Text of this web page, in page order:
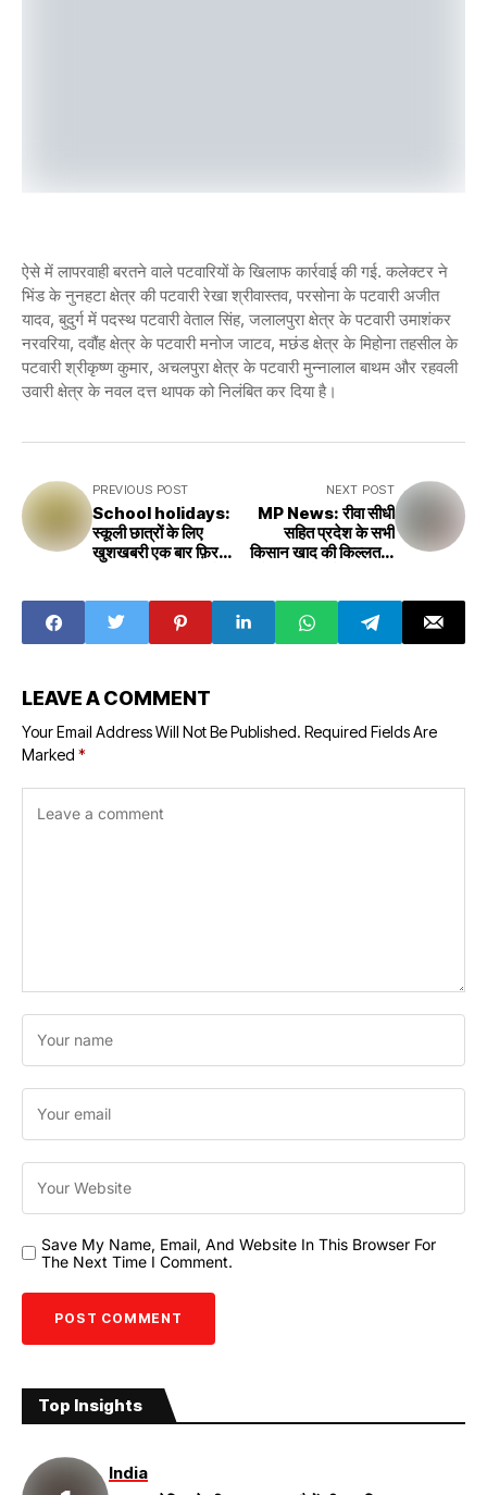
ऐसे में लापरवाही बरतने वाले पटवारियों के खिलाफ कार्रवाई की गई. कलेक्टर ने
भिंड के नुनहटा क्षेत्र की पटवारी रेखा श्रीवास्तव, परसोना के पटवारी अजीत
यादव, बुदुर्ग में पदस्थ पटवारी वेताल सिंह, जलालपुरा क्षेत्र के पटवारी उमाशंकर
नरवरिया, दवौंह क्षेत्र के पटवारी मनोज जाटव, मछंड क्षेत्र के मिहोना तहसील के
पटवारी श्रीकृष्ण कुमार, अचलपुरा क्षेत्र के पटवारी मुन्नालाल बाथम और रहवली
उवारी क्षेत्र के नवल दत्त थापक को निलंबित कर दिया है।
PREVIOUS POST
School holidays:
स्कूली छात्रों के लिए
खुशखबरी एक बार फ़िर
शीतकालीन अवकाश
NEXT POST
MP News: रीवा सीधी
सहित प्रदेश के सभी
किसान खाद की किल्लत से
LEAVE A COMMENT
Your Email Address Will Not Be Published. Required Fields Are
Marked *
Save My Name, Email, And Website In This Browser For
The Next Time I Comment.
Top Insights
India